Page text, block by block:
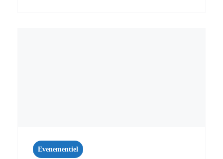
Evenementiel